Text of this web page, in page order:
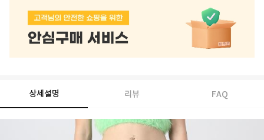
상세설명 리뷰 FAQ